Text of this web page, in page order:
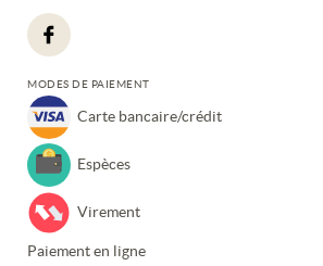
MODES DE PAIEMENT
Carte bancaire/crédit
Espèces
Virement
Paiement en ligne